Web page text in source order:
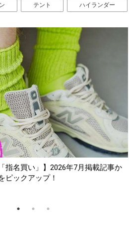
テント ハイランダー
上スマホ5選【GoodsPress 2026上半